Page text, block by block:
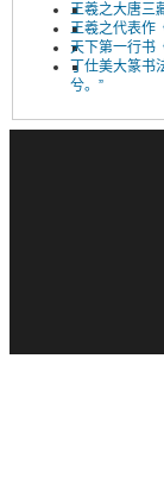
王羲之大唐三
王羲之代表作
天下第一行书
丁仕美大篆书
兮。”